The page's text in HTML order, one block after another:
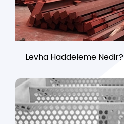
Levha Haddeleme Nedir?